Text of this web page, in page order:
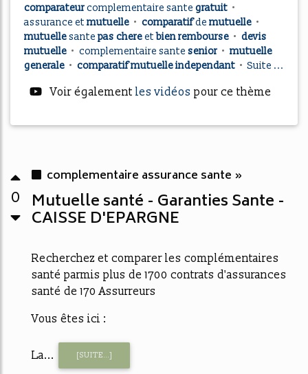
comparateurcomplementaire sante gratuit •
assurance et mutuelle • comparatifde mutuelle •
mutuellesante pas chereetbien rembourse • devis
mutuelle • complementaire sante senior • mutuelle
generale • comparatif mutuelle independant •Suite ...
Voir également les vidéos pour ce thème
0
complementaire assurance sante »
Mutuelle santé - Garanties Sante -
CAISSE D'EPARGNE
Recherchez et comparer les complémentaires
santé parmis plus de 1700 contrats d'assurances
santé de 170 Assurreurs
Vous êtes ici :
La... [SUITE...]